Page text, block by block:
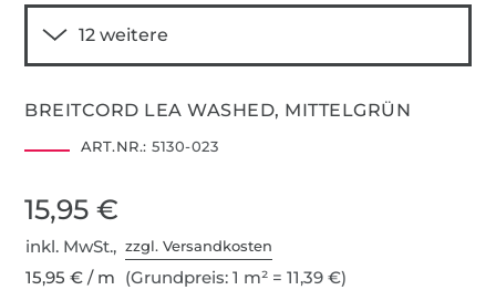
BREITCORD LEA WASHED, MITTELGRÜN
ART.NR.: 5130-023
15,95 €
inkl. MwSt.,zzgl. Versandkosten
15,95 € / m (Grundpreis: 1 m² = 11,39 €)